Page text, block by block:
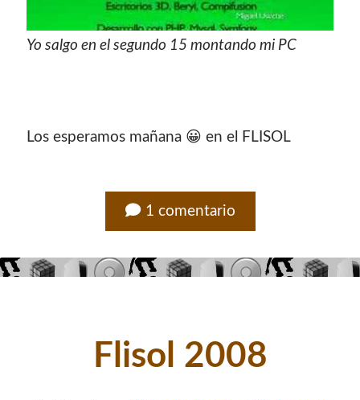
Yo salgo en el segundo 15 montando mi PC
Los esperamos mañana 😀 en el FLISOL
1 comentario
Flisol 2008